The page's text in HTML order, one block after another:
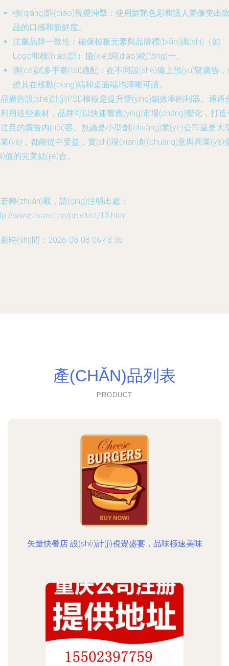
強(qiáng)調(diào)視覺沖擊：使用鮮艷色彩和誘人圖像突出
品的口感和新鮮度。
注重品牌一致性：確保模板元素與品牌標(biāo)識(shí)（如
Logo和標(biāo)語）協(xié)調(diào)統(tǒng)一。
測(cè)試多平臺(tái)適配：在不同設(shè)備上預(yù)覽廣告
證其在移動(dòng)端和桌面端均清晰可讀。
廣告設(shè)計(jì)PSD模板是提升營(yíng)銷效率的利器。通過
用這些素材，品牌可以快速響應(yīng)市場(chǎng)變化，打造
目的廣告內(nèi)容。無論是小型創(chuàng)業(yè)公司還是大
(yè)，都能從中受益，實(shí)現(xiàn)創(chuàng)意與商業(yè)
值的完美結(jié)合。
轉(zhuǎn)載，請(qǐng)注明出處：
www.avancl.cn/product/15.html
時(shí)間：2026-08-08 06:48:36
產(CHǍN)品列表
PRODUCT
矢量快餐店 設(shè)計(jì)視覺盛宴，品味極速美味